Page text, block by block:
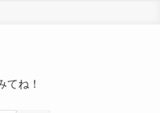
てね！